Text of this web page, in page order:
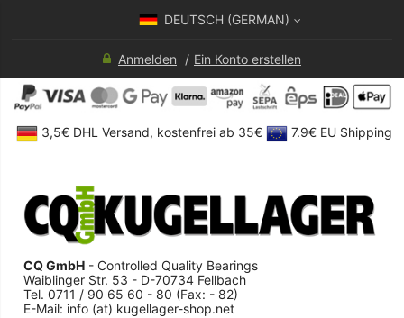
DEUTSCH (GERMAN)
Anmelden Ein Konto erstellen
3,5€ DHL Versand, kostenfrei ab 35€ 7.9€ EU Shipping
CQ GmbH - Controlled Quality Bearings
Waiblinger Str. 53 - D-70734 Fellbach
Tel. 0711 / 90 65 60 - 80 (Fax: - 82)
E-Mail: info (at) kugellager-shop.net